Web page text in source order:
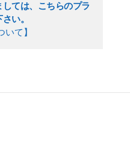
ては、こちらのプラ
い。
て】